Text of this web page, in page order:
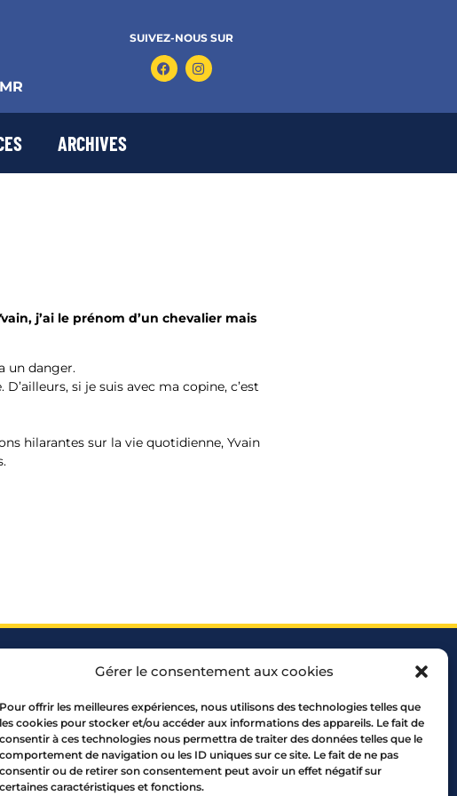
Gérer le consentement aux cookies
Pour offrir les meilleures expériences, nous utilisons des technologies telles que
les cookies pour stocker et/ou accéder aux informations des appareils. Le fait de
consentir à ces technologies nous permettra de traiter des données telles que le
comportement de navigation ou les ID uniques sur ce site. Le fait de ne pas
consentir ou de retirer son consentement peut avoir un effet négatif sur
certaines caractéristiques et fonctions.
SUIVEZ-NOUS SUR
ARCHIVES
j’ai le prénom d’un chevalier mais
un danger.
si je suis avec ma copine, c’est
hilarantes sur la vie quotidienne, Yvain
69005 LYON
04 72 05 10 00